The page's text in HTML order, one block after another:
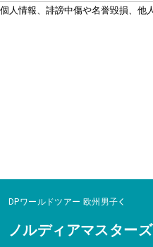
DPワールドツアー 欧州男子
ノルディアマスターズ